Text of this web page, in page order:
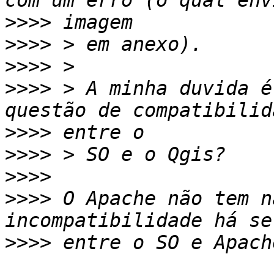
>>>>
>>>>
>>>>
>>>> > A minha duvida
>>>>
>>>>
>>>>
>>>> O Apache não tem
>>>>